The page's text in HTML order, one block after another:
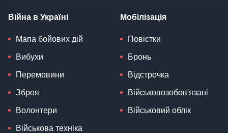
Війна в Україні
Мапа бойових дій
Вибухи
Перемовини
Зброя
Волонтери
Військова техніка
Мобілізація
Повістки
Бронь
Відстрочка
Військовозобов'язані
Військовий облік